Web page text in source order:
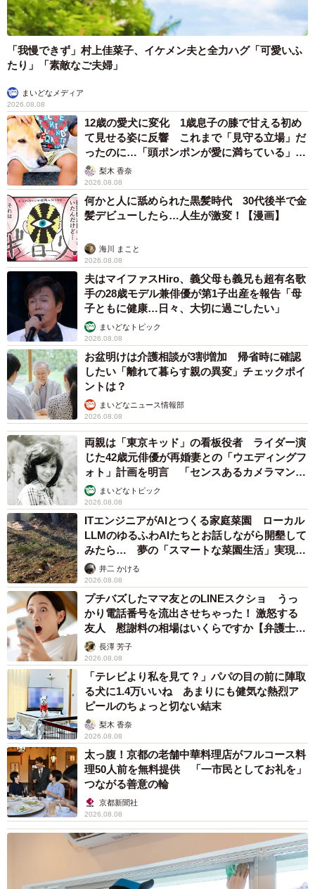
「我慢できず」村上佳菜子、イケメン夫と全力ハグ「可愛いふ
たり」「素敵なご夫婦」
まいどなメディア
2026.08.08
12歳の愛犬に変化 1歳息子の膝で甘える初め
て見せる姿に反響 これまで「見守る立場」だ
ったのに…「頭ポンポンが愛に満ちている」
「尊…」
梨木 香奈
2026.08.08
何かと人に舐められた黒髪時代 30代後半で金
髪デビューしたら…人生が激変！【漫画】
海川 まこと
2026.08.08
夫はマイファスHiro、義父母も義兄も超有名歌
手の28歳モデル兼俳優が第1子出産を報告「母
子ともに健康…日々、大切に過ごしたい」
まいどなトピック
2026.08.08
お盆明けは介護相談が3割増加 帰省時に確認
したい「離れて暮らす親の異変」チェックポイ
ントは？
まいどなニュース情報部
2026.08.08
両親は「東京キッド」の看板役者 ライダー演
じた42歳元俳優が再婚妻との「ウエディングフ
ォト」計画を明言 「センスあるカメラマン求
む」まいどなトピック
2026.08.08
ITエンジニアがAIとつくる家庭菜園 ローカル
LLMのゆるふわAIたちとお話しながら開墾して
みたら… 夢の「スマートな菜園生活」実現な
るか井二 かける
2026.08.08
プチバズしたママ友とのLINEスクショ うっ
かり電話番号を流出させちゃった！ 激怒する
友人 慰謝料の相場はいくらですか【弁護士が
解説】長澤 芳子
2026.08.08
「テレビより私を見て？」パパの目の前に陣取
る犬に1.4万いいね あまりにも健気な熱烈ア
ピールのちょっと切ない結末
梨木 香奈
2026.08.08
太っ腹！京都の老舗中華料理店がフルコース料
理50人前を無料提供 「一市民としてお礼を」
つながる善意の輪
京都新聞社
2026.08.08